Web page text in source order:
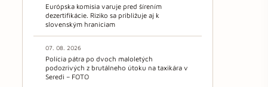
Európska komisia varuje pred šírením
dezertifikácie. Riziko sa približuje aj k
slovenským hraniciam
07. 08. 2026
Polícia pátra po dvoch maloletých
podozrivých z brutálneho útoku na taxikára v
Seredi – FOTO